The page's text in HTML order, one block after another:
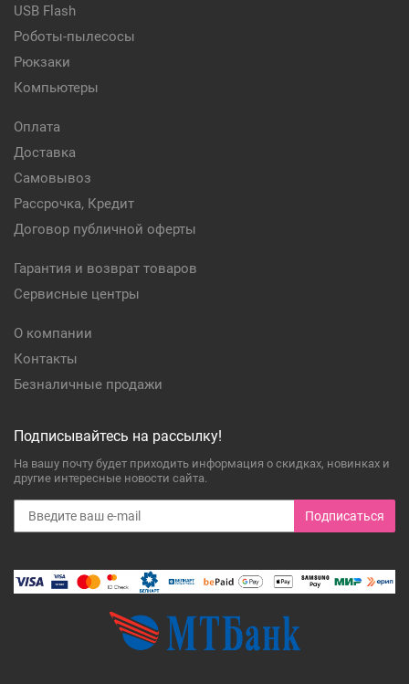
USB Flash
Роботы-пылесосы
Рюкзаки
Компьютеры
Оплата
Доставка
Самовывоз
Рассрочка, Кредит
Договор публичной оферты
Гарантия и возврат товаров
Сервисные центры
О компании
Контакты
Безналичные продажи
Подписывайтесь на рассылку!
На вашу почту будет приходить информация о скидках, новинках и
другие интересные новости сайта.
Подписаться